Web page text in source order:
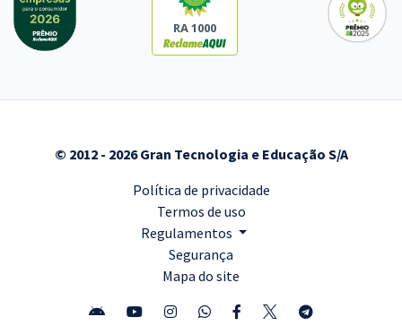
RA 1000
© 2012 - 2026 Gran Tecnologia e Educação S/A
Política de privacidade
Termos de uso
Regulamentos
Segurança
Mapa do site